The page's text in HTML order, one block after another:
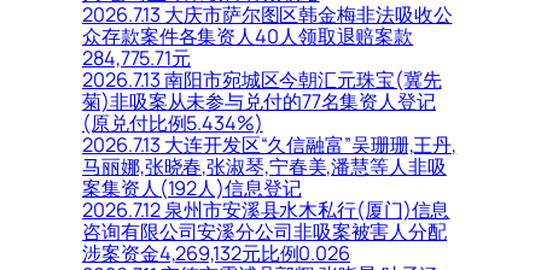
2026.7.13 大庆市萨尔图区韩金梅非法吸收公
众存款案件各集资人40人领取退赔案款
284,775.71元
2026.7.13 南阳市宛城区今朝汇元珠宝(冀先
菊)非吸案从未参与兑付的77名集资人登记
(原兑付比例5.434%)
2026.7.13 大连开发区“久信融富”吴珊珊,王丹,
马丽娜,张晓春,张淑琴,宁春美,潘慧等人非吸
案集资人(192人)信息登记
2026.7.12 泉州市安溪县水木私行(厦门)信息
咨询有限公司安溪分公司非吸案被害人分配
涉案资金4,269,132元比例0.026